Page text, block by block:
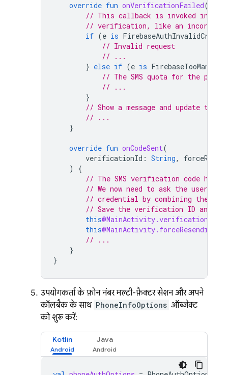
override fun onVerificationFailed(
// This callback is invoked in
// verification, like an incorrect
if (e is
// Invalid request
// ...
} else if (e is
// The SMS quota for the
// ...
}
// Show a message and update the UI
// ...
}
override fun onCodeSent(
verificationId : String,
)
{
// The SMS verification code has
// We now need to ask the user to
// credential by combining the
// Save the verification ID and
this@MainActivity.verificationId
this
// ...
}
}
उपयोगकर्ता के फ़ोन नंबर, मल्टी-फ़ैक्टर सेशन, और अपने
कॉलबैक के साथ PhoneInfoOptions ऑब्जेक्ट
को शुरू करें:
Kotlin Java